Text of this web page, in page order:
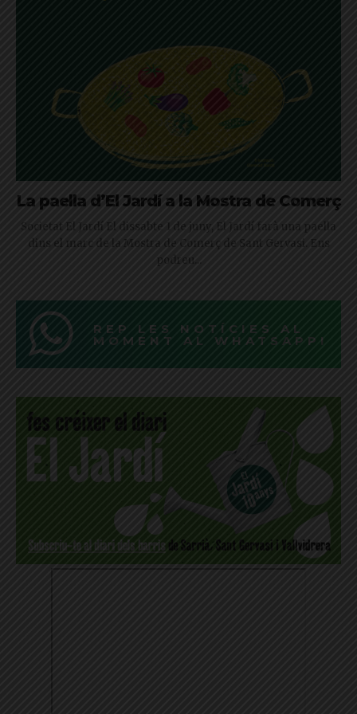
La paella d’El Jardí a la Mostra de Comerç
Societat El Jardí El dissabte 1 de juny, El Jardí farà una paella
dins el marc de la Mostra de Comerç de Sant Gervasi. Ens
podreu...
REP LES NOTÍCIES AL
MOMENT AL WHATSAPP!